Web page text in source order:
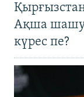
Ақша шашу
күрес пе?